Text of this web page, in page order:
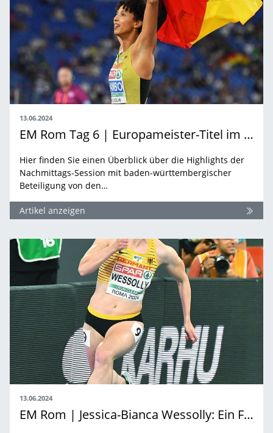
13.06.2024
EM Rom Tag 6 | Europameister-Titel im Weitsprung
Hier finden Sie einen Überblick über die Highlights der
Nachmittags-Session mit baden-württembergischer
Beteiligung von den…
Artikel anzeigen
13.06.2024
EM Rom | Jessica-Bianca Wessolly: Ein Fünkchen Hoffnung auf Olympia bleibt